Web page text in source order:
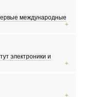
международные
электроники и